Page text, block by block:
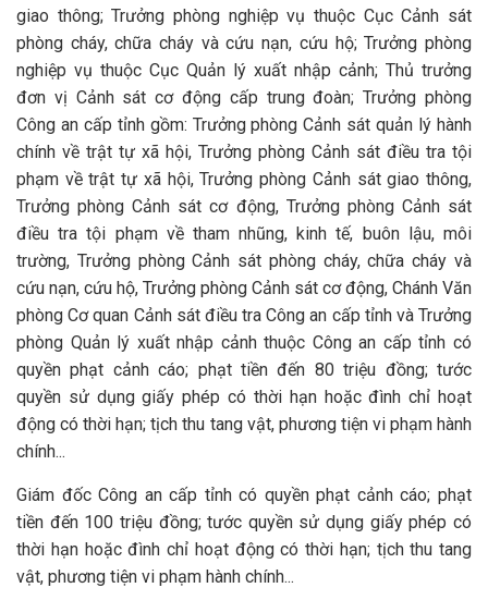
giao thông; Trưởng phòng nghiệp vụ thuộc Cục Cảnh sát
phòng cháy, chữa cháy và cứu nạn, cứu hộ; Trưởng phòng
nghiệp vụ thuộc Cục Quản lý xuất nhập cảnh; Thủ trưởng
đơn vị Cảnh sát cơ động cấp trung đoàn; Trưởng phòng
Công an cấp tỉnh gồm: Trưởng phòng Cảnh sát quản lý hành
chính về trật tự xã hội, Trưởng phòng Cảnh sát điều tra tội
phạm về trật tự xã hội, Trưởng phòng Cảnh sát giao thông,
Trưởng phòng Cảnh sát cơ động, Trưởng phòng Cảnh sát
điều tra tội phạm về tham nhũng, kinh tế, buôn lậu, môi
trường, Trưởng phòng Cảnh sát phòng cháy, chữa cháy và
cứu nạn, cứu hộ, Trưởng phòng Cảnh sát cơ động, Chánh Văn
phòng Cơ quan Cảnh sát điều tra Công an cấp tỉnh và Trưởng
phòng Quản lý xuất nhập cảnh thuộc Công an cấp tỉnh có
quyền phạt cảnh cáo; phạt tiền đến 80 triệu đồng; tước
quyền sử dụng giấy phép có thời hạn hoặc đình chỉ hoạt
động có thời hạn; tịch thu tang vật, phương tiện vi phạm hành
chính...
Giám đốc Công an cấp tỉnh có quyền phạt cảnh cáo; phạt
tiền đến 100 triệu đồng; tước quyền sử dụng giấy phép có
thời hạn hoặc đình chỉ hoạt động có thời hạn; tịch thu tang
vật, phương tiện vi phạm hành chính...